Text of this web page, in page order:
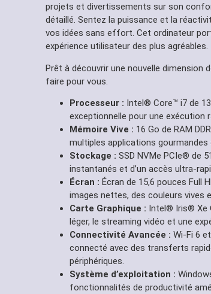
projets et divertissements sur son
détaillé. Sentez la puissance et la
vos idées sans effort. Cet ordinateur
expérience utilisateur des plus agréables.
Prêt à découvrir une nouvelle dimension
faire pour vous.
Processeur : Intel® Core™ i7 de
exceptionnelle pour une
Mémoire Vive : 16 Go de RAM
multiples applications gourmandes
Stockage : SSD NVMe PCIe® de
instantanés et d’un accès ultra-
Écran : Écran de 15,6 pouces Full
images nettes, des couleurs vives
Carte Graphique : Intel® Iris® Xe
léger, le streaming vidéo et une
Connectivité Avancée : Wi-Fi 6
connecté avec des transferts
périphériques.
Système d’exploitation :
fonctionnalités de productivité